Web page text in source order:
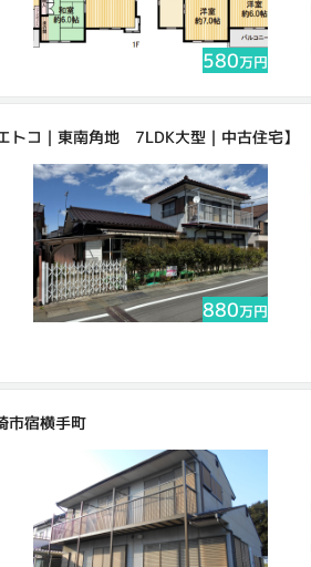
580万円
コ｜東南角地 7LDK大型｜中古住宅】
880万円
市宿横手町